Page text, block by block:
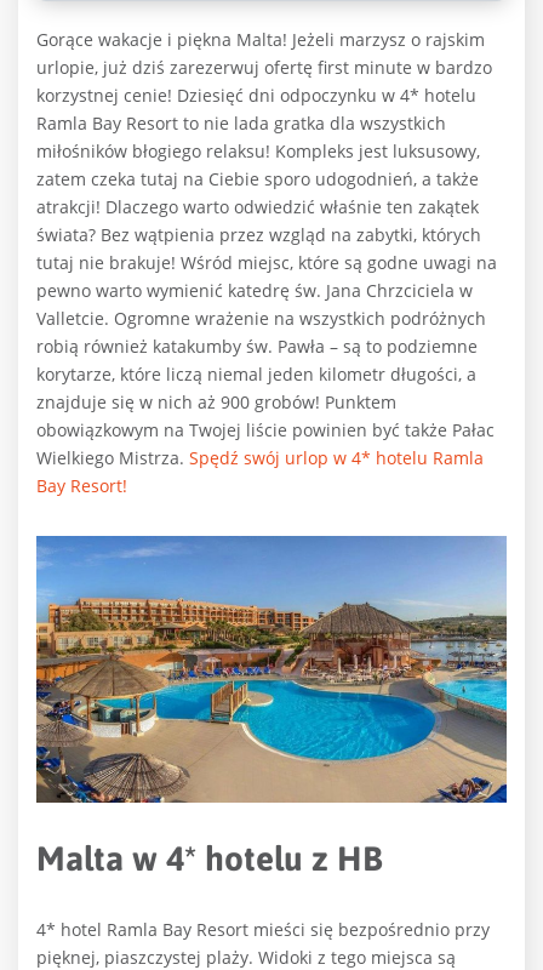
Gorące wakacje i piękna Malta! Jeżeli marzysz o rajskim
urlopie, już dziś zarezerwuj ofertę first minute w bardzo
korzystnej cenie! Dziesięć dni odpoczynku w 4* hotelu
Ramla Bay Resort to nie lada gratka dla wszystkich
miłośników błogiego relaksu! Kompleks jest luksusowy,
zatem czeka tutaj na Ciebie sporo udogodnień, a także
atrakcji! Dlaczego warto odwiedzić właśnie ten zakątek
świata? Bez wątpienia przez wzgląd na zabytki, których
tutaj nie brakuje! Wśród miejsc, które są godne uwagi na
pewno warto wymienić katedrę św. Jana Chrzciciela w
Valletcie. Ogromne wrażenie na wszystkich podróżnych
robią również katakumby św. Pawła – są to podziemne
korytarze, które liczą niemal jeden kilometr długości, a
znajduje się w nich aż 900 grobów! Punktem
obowiązkowym na Twojej liście powinien być także Pałac
Wielkiego Mistrza. Spędź swój urlop w 4* hotelu Ramla
Bay Resort!
Malta w 4* hotelu z HB
4* hotel Ramla Bay Resort mieści się bezpośrednio przy
pięknej, piaszczystej plaży. Widoki z tego miejsca są